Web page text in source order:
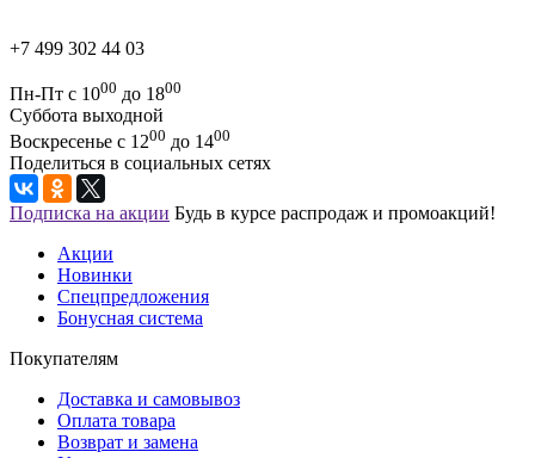
+7 499 302 44 03
Пн-Пт с 1000 до 1800
Суббота выходной
Воскресенье с 1200 до 1400
Поделиться в социальных сетях
Подписка на акции Будь в курсе распродаж и промоакций!
Акции
Новинки
Спецпредложения
Бонусная система
Покупателям
Доставка и самовывоз
Оплата товара
Возврат и замена